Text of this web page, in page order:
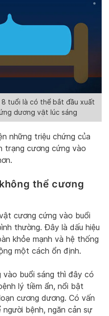
tuổi là có thể bắt đầu xuất
dương vật lúc sáng
những triệu chứng của
trạng cương cứng vào
thể cương
cương cứng vào buổi
thường. Đây là dấu hiệu
khỏe mạnh và hệ thống
một cách ổn định.
vào buổi sáng thì đây có
lý tiềm ẩn, nổi bật
cương dương. Có vấn
bệnh, ngăn cản sự